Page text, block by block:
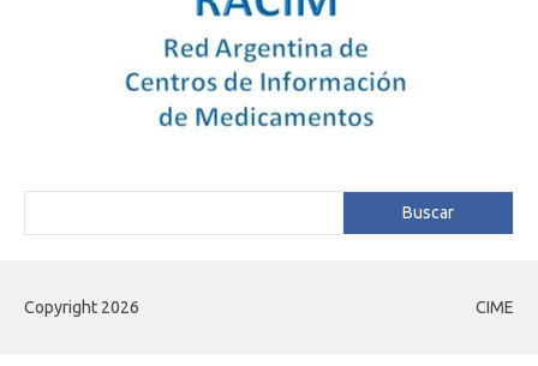
Buscar
Copyright 2026 CIME